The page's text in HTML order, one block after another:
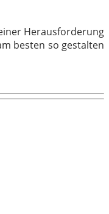
Herausforderung
besten so gestalten